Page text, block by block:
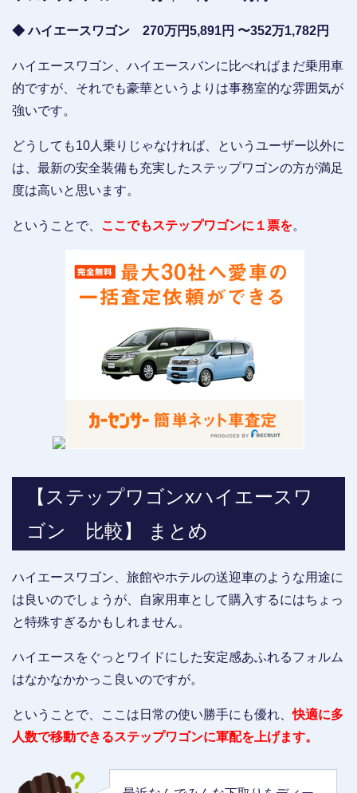
◆ ハイエースワゴン 270万円5,891円 〜352万1,782円
ハイエースワゴン、ハイエースバンに比べればまだ乗用車
的ですが、それでも豪華というよりは事務室的な雰囲気が
強いです。
どうしても10人乗りじゃなければ、というユーザー以外に
は、最新の安全装備も充実したステップワゴンの方が満足
度は高いと思います。
ということで、 ここでもステップワゴンに１票を。
【ステップワゴンxハイエースワ
ゴン 比較】 まとめ
ハイエースワゴン、旅館やホテルの送迎車のような用途に
は良いのでしょうが、自家用車として購入するにはちょっ
と特殊すぎるかもしれません。
ハイエースをぐっとワイドにした安定感あふれるフォルム
はなかなかかっこ良いのですが。
ということで、ここは日常の使い勝手にも優れ、快適に多
人数で移動できるステップワゴンに軍配を上げます。